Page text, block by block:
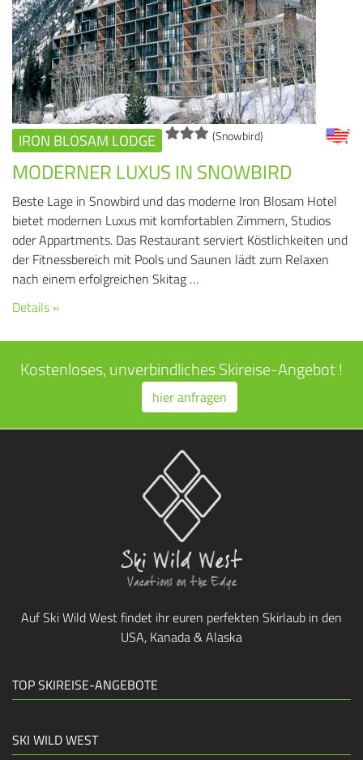
IRON BLOSAM LODGE (Snowbird)
MODERNER LUXUS IN SNOWBIRD
Beste Lage in Snowbird und das moderne Iron Blosam Hotel
bietet modernen Luxus mit komfortablen Zimmern, Studios
oder Appartments. Das Restaurant serviert Köstlichkeiten und
der Fitnessbereich mit Pools und Saunen lädt zum Relaxen
nach einem erfolgreichen Skitag …
Details »
Kostenloses, unverbindliches Skireise-Angebot !
hier anfragen
Auf Ski Wild West findet ihr euren perfekten Skirlaub in den
USA, Kanada & Alaska
TOP SKIREISE-ANGEBOTE
SKI WILD WEST